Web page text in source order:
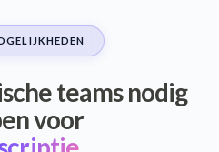
teams nodig
voor